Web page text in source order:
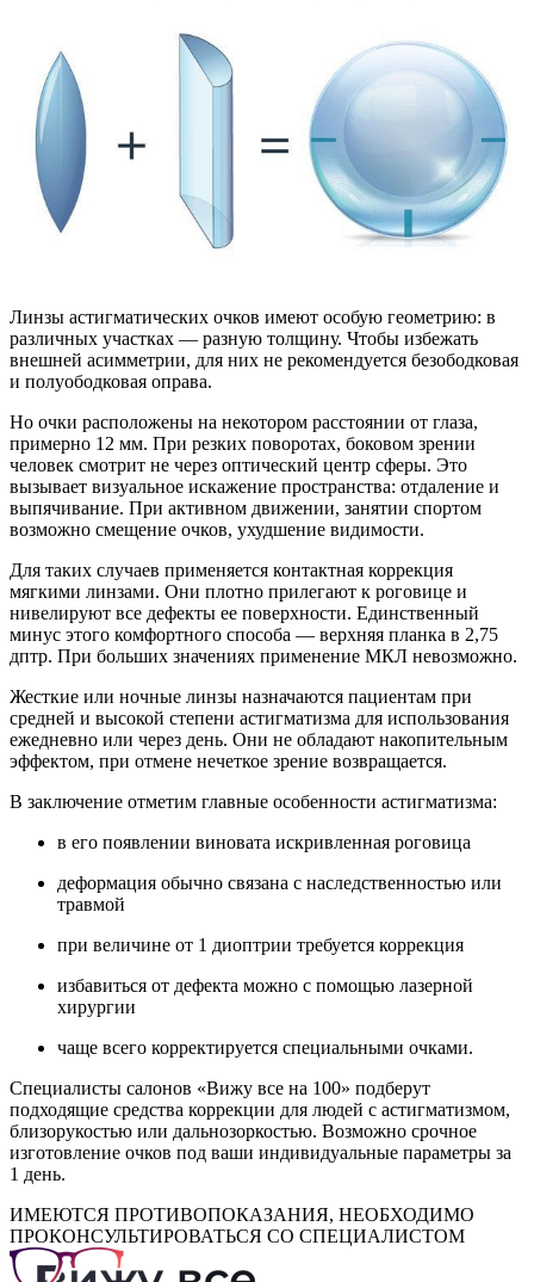
Линзы астигматических очков имеют особую геометрию: в
различных участках — разную толщину. Чтобы избежать
внешней асимметрии, для них не рекомендуется безободковая
и полуободковая оправа.
Но очки расположены на некотором расстоянии от глаза,
примерно 12 мм. При резких поворотах, боковом зрении
человек смотрит не через оптический центр сферы. Это
вызывает визуальное искажение пространства: отдаление и
выпячивание. При активном движении, занятии спортом
возможно смещение очков, ухудшение видимости.
Для таких случаев применяется контактная коррекция
мягкими линзами. Они плотно прилегают к роговице и
нивелируют все дефекты ее поверхности. Единственный
минус этого комфортного способа — верхняя планка в 2,75
дптр. При больших значениях применение МКЛ невозможно.
Жесткие или ночные линзы назначаются пациентам при
средней и высокой степени астигматизма для использования
ежедневно или через день. Они не обладают накопительным
эффектом, при отмене нечеткое зрение возвращается.
В заключение отметим главные особенности астигматизма:
в его появлении виновата искривленная роговица
деформация обычно связана с наследственностью или
травмой
при величине от 1 диоптрии требуется коррекция
избавиться от дефекта можно с помощью лазерной
хирургии
чаще всего корректируется специальными очками.
Специалисты салонов «Вижу все на 100» подберут
подходящие средства коррекции для людей с астигматизмом,
близорукостью или дальнозоркостью. Возможно срочное
изготовление очков под ваши индивидуальные параметры за
1 день.
ИМЕЮТСЯ ПРОТИВОПОКАЗАНИЯ, НЕОБХОДИМО
ПРОКОНСУЛЬТИРОВАТЬСЯ СО СПЕЦИАЛИСТОМ